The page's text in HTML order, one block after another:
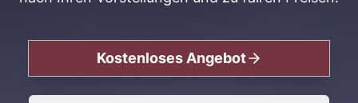
Kostenloses Angebot